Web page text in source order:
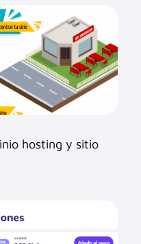
hosting y sitio